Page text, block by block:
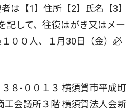
は【1】住所【2】氏名【3】
記して、往復はがき又はメー
００人、１月30日（金）必
３８-００１３ 横須賀市平成町
工会議所３階 横須賀法人会新